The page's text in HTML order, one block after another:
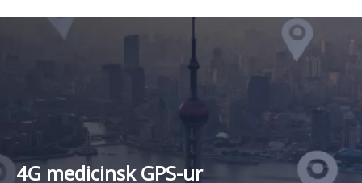
Italiano
Deutsch
Pусский
Français
简体中文
4G medicinsk GPS-ur